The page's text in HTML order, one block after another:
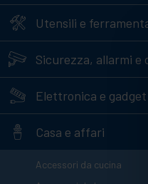
Utensili e
Sicurezza, allarmi e
Elettronica e gadget
Casa e affari
Accessori da cucina